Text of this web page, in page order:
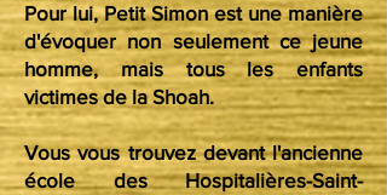
Pour lui, Petit Simon est une manière
d'évoquer non seulement ce jeune
homme, mais tous les enfants
victimes de la Shoah.
Vous vous trouvez devant l'ancienne
école des Hospitalières-Saint-